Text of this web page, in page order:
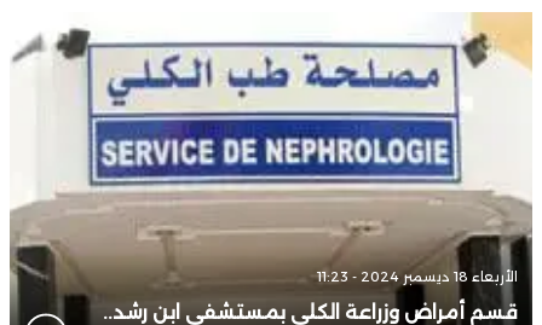
الأربعاء 18 ديسمبر 2024 - 11:23
قسم أمراض وزراعة الكلى بمستشفى ابن رشد..